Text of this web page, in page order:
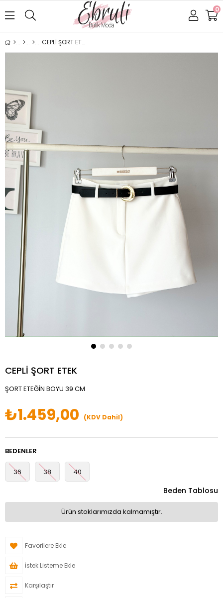
0
CEPLİ ŞORT ETEK
CEPLİ ŞORT ETEK
ŞORT ETEĞİN BOYU 39 CM
₺1.459,00 (KDV Dahil)
BEDENLER
36 38 40
Beden Tablosu
Ürün stoklarımızda kalmamıştır.
Favorilere Ekle
İstek Listeme Ekle
Karşılaştır